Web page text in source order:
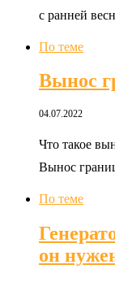
с ранней
По теме
Вынос
04.07.2022
Что такое
Вынос
По теме
он